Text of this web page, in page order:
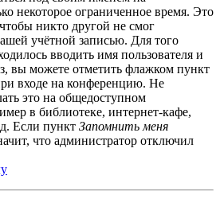
некоторое ограниченное время. Это
никто другой не смог
учётной записью. Для того
вводить имя пользователя и
вы можете отметить флажком пункт
входе на конференцию. Не
это на общедоступном
в библиотеке, интернет-кафе,
Если пункт Запомнить меня
что администратор отключил